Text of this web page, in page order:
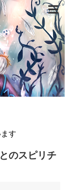
す
のスピリチ